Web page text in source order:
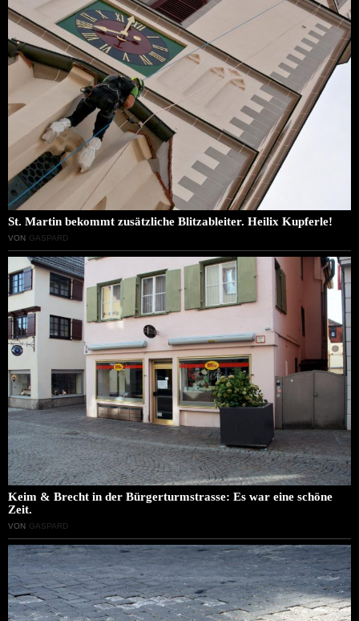
St. Martin bekommt zusätzliche Blitzableiter. Heilix Kupferle!
VON GASPARD
Keim & Brecht in der Bürgerturmstrasse: Es war eine schöne
Zeit.
VON GASPARD